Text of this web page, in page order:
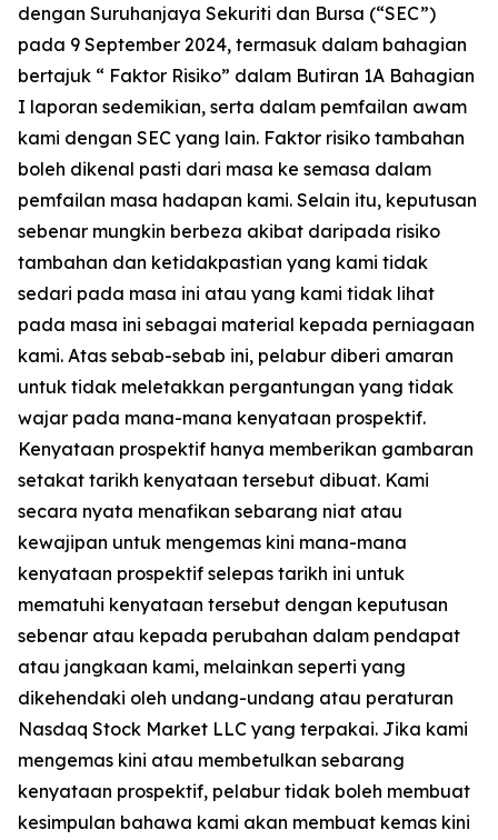
dengan Suruhanjaya Sekuriti dan Bursa (“SEC”)
pada 9 September 2024, termasuk dalam bahagian
bertajuk “ Faktor Risiko” dalam Butiran 1A Bahagian
I laporan sedemikian, serta dalam pemfailan awam
kami dengan SEC yang lain. Faktor risiko tambahan
boleh dikenal pasti dari masa ke semasa dalam
pemfailan masa hadapan kami. Selain itu, keputusan
sebenar mungkin berbeza akibat daripada risiko
tambahan dan ketidakpastian yang kami tidak
sedari pada masa ini atau yang kami tidak lihat
pada masa ini sebagai material kepada perniagaan
kami. Atas sebab-sebab ini, pelabur diberi amaran
untuk tidak meletakkan pergantungan yang tidak
wajar pada mana-mana kenyataan prospektif.
Kenyataan prospektif hanya memberikan gambaran
setakat tarikh kenyataan tersebut dibuat. Kami
secara nyata menafikan sebarang niat atau
kewajipan untuk mengemas kini mana-mana
kenyataan prospektif selepas tarikh ini untuk
mematuhi kenyataan tersebut dengan keputusan
sebenar atau kepada perubahan dalam pendapat
atau jangkaan kami, melainkan seperti yang
dikehendaki oleh undang-undang atau peraturan
Nasdaq Stock Market LLC yang terpakai. Jika kami
mengemas kini atau membetulkan sebarang
kenyataan prospektif, pelabur tidak boleh membuat
kesimpulan bahawa kami akan membuat kemas kini